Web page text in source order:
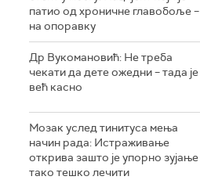
патио од хроничне главобоље –
на опоравку
Др Вукомановић: Не треба
чекати да дете ожедни – тада је
већ касно
Мозак услед тинитуса мења
начин рада: Истраживање
открива зашто је упорно зујање
тако тешко лечити